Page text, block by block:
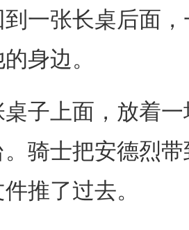
张长桌后面，
身边。
上面，放着一
骑士把安德烈
推了过去。